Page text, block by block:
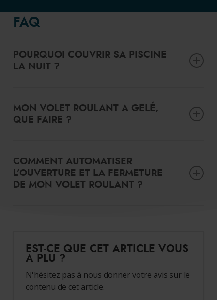
FAQ
POURQUOI COUVRIR SA PISCINE
LA NUIT ?
MON VOLET ROULANT A GELÉ,
QUE FAIRE ?
période de gel soit terminée.
COMMENT AUTOMATISER
L’OUVERTURE ET LA FERMETURE
DE MON VOLET ROULANT ?
EST-CE QUE CET ARTICLE VOUS
A PLU ?
N'hésitez pas à nous donner votre avis sur le
contenu de cet article.